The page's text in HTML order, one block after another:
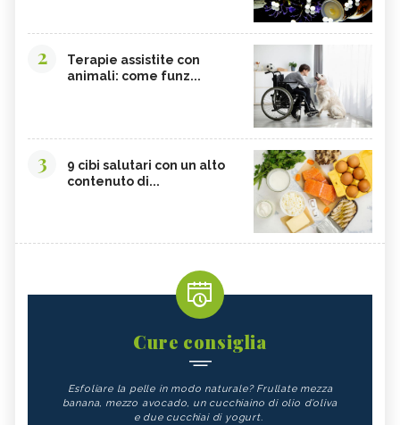
2
Terapie assistite con
animali: come funz...
3
9 cibi salutari con un alto
contenuto di...
Cure consiglia
Esfoliare la pelle in modo naturale? Frullate mezza
banana, mezzo avocado, un cucchiaino di olio d’oliva
e due cucchiai di yogurt.